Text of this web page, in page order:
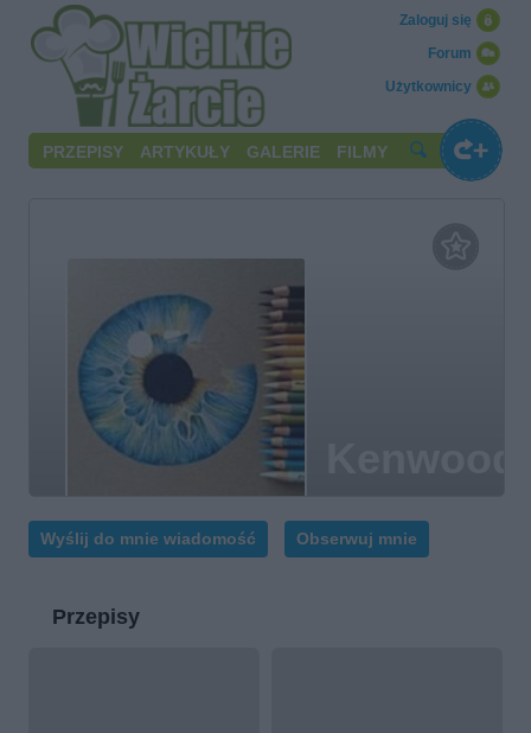
Użytkownicy
Forum
Zaloguj się
PRZEPISY ARTYKUŁY GALERIE FILMY
Wyślij do mnie wiadomość Obserwuj mnie
Przepisy